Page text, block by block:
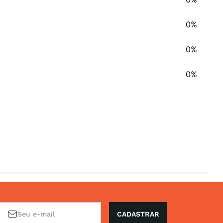
0%
0%
0%
CADASTRAR